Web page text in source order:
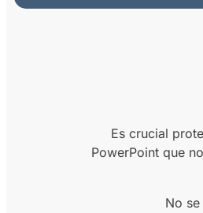
Es crucial
PowerPoint que
No